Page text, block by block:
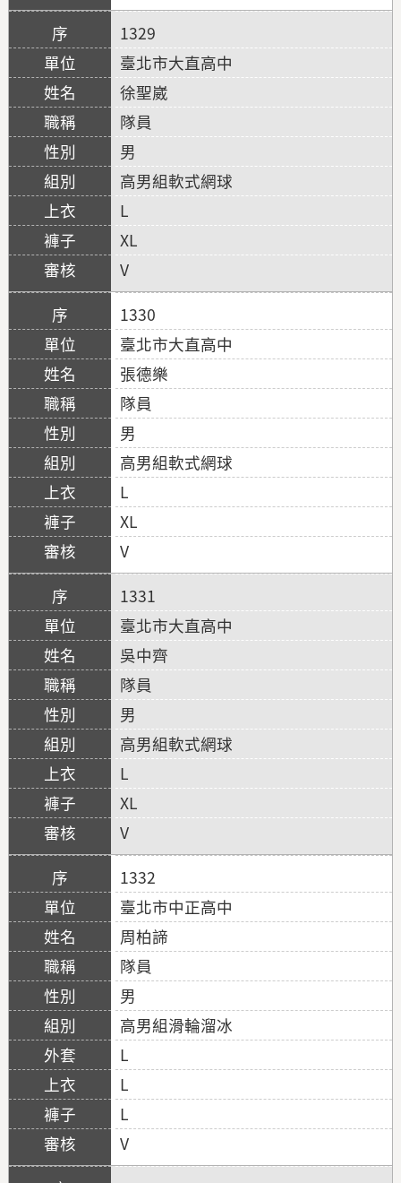
1329
臺北市大直高中
徐聖崴
隊員
男
高男組軟式網球
L
XL
V
1330
臺北市大直高中
張德樂
隊員
男
高男組軟式網球
L
XL
V
1331
臺北市大直高中
吳中齊
隊員
男
高男組軟式網球
L
XL
V
1332
臺北市中正高中
周柏諦
隊員
男
高男組滑輪溜冰
L
L
L
V